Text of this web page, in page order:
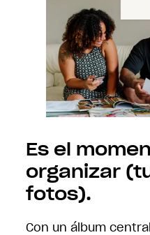
Es el
organizar
fotos).
Con un álbum